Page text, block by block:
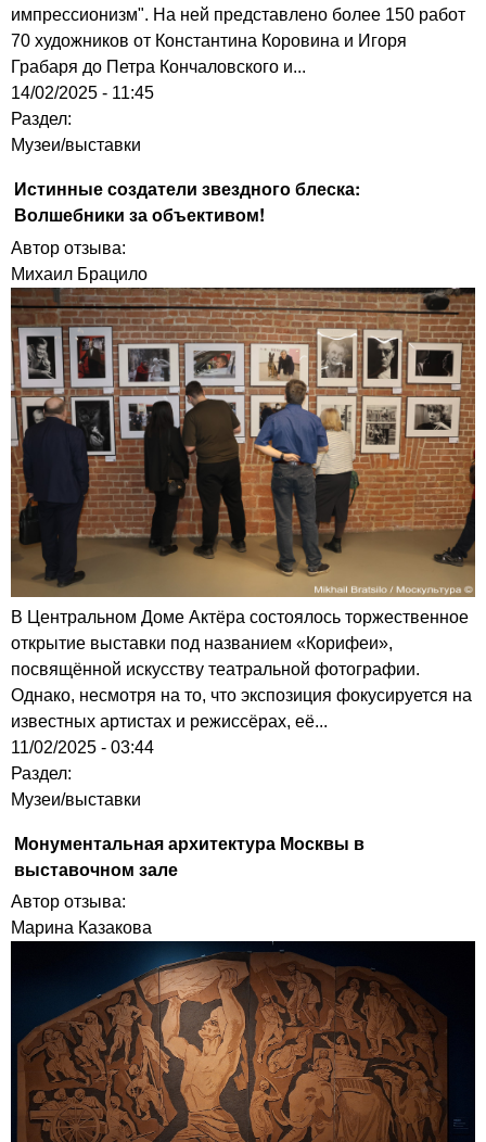
импрессионизм". На ней представлено более 150 работ
70 художников от Константина Коровина и Игоря
Грабаря до Петра Кончаловского и...
14/02/2025 - 11:45
Раздел:
Музеи/выставки
Истинные создатели звездного блеска:
Волшебники за объективом!
Автор отзыва:
Михаил Брацило
В Центральном Доме Актёра состоялось торжественное
открытие выставки под названием «Корифеи»,
посвящённой искусству театральной фотографии.
Однако, несмотря на то, что экспозиция фокусируется на
известных артистах и режиссёрах, её...
11/02/2025 - 03:44
Раздел:
Музеи/выставки
Монументальная архитектура Москвы в
выставочном зале
Автор отзыва:
Марина Казакова